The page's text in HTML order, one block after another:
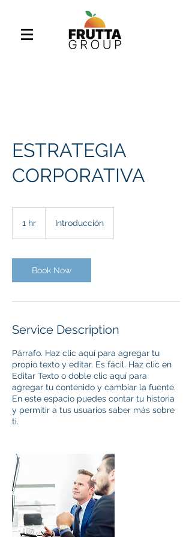
ESTRATEGIA
CORPORATIVA
1 hr Introducción
Book Now
Service Description
Párrafo. Haz clic aquí para agregar tu
propio texto y editar. Es fácil. Haz clic en
Editar Texto o doble clic aquí para
agregar tu contenido y cambiar la fuente.
En este espacio puedes contar tu historia
y permitir a tus usuarios saber más sobre
ti.